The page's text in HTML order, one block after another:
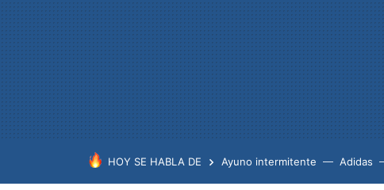
HOY SE HABLA DE Ayuno intermitente Adidas